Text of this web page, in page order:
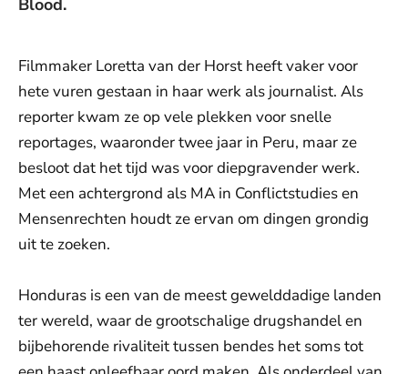
Blood.
Filmmaker Loretta van der Horst heeft vaker voor
hete vuren gestaan in haar werk als journalist. Als
reporter kwam ze op vele plekken voor snelle
reportages, waaronder twee jaar in Peru, maar ze
besloot dat het tijd was voor diepgravender werk.
Met een achtergrond als MA in Conflictstudies en
Mensenrechten houdt ze ervan om dingen grondig
uit te zoeken.
Honduras is een van de meest gewelddadige landen
ter wereld, waar de grootschalige drugshandel en
bijbehorende rivaliteit tussen bendes het soms tot